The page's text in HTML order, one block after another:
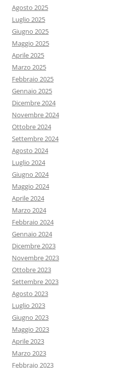
Agosto 2025
Luglio 2025
Giugno 2025
Maggio 2025
Aprile 2025
Marzo 2025
Febbraio 2025
Gennaio 2025
Dicembre 2024
Novembre 2024
Ottobre 2024
Settembre 2024
Agosto 2024
Luglio 2024
Giugno 2024
Maggio 2024
Aprile 2024
Marzo 2024
Febbraio 2024
Gennaio 2024
Dicembre 2023
Novembre 2023
Ottobre 2023
Settembre 2023
Agosto 2023
Luglio 2023
Giugno 2023
Maggio 2023
Aprile 2023
Marzo 2023
Febbraio 2023